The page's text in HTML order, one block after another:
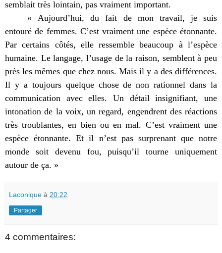
semblait très lointain, pas vraiment important.
« Aujourd’hui, du fait de mon travail, je suis
entouré de femmes. C’est vraiment une espèce étonnante.
Par certains côtés, elle ressemble beaucoup à l’espèce
humaine. Le langage, l’usage de la raison, semblent à peu
près les mêmes que chez nous. Mais il y a des différences.
Il y a toujours quelque chose de non rationnel dans la
communication avec elles. Un détail insignifiant, une
intonation de la voix, un regard, engendrent des réactions
très troublantes, en bien ou en mal. C’est vraiment une
espèce étonnante. Et il n’est pas surprenant que notre
monde soit devenu fou, puisqu’il tourne uniquement
autour de ça. »
Laconique à 20:22
Partager
4 commentaires: